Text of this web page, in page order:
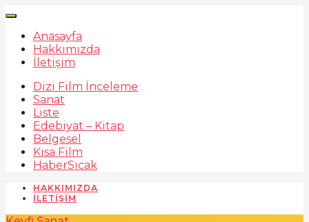
Anasayfa
Hakkımızda
İletişim
Dizi Film İnceleme
Sanat
Liste
Edebiyat – Kitap
Belgesel
Kısa Film
HaberSıcak
HAKKIMIZDA
İLETIŞIM